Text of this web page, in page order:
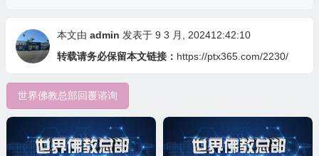
本文由 admin 发表于 9 3 月, 202412:42:10
转载请务必保留本文链接： https://ptx365.com/2230/
世界佛教总部回覆谘询